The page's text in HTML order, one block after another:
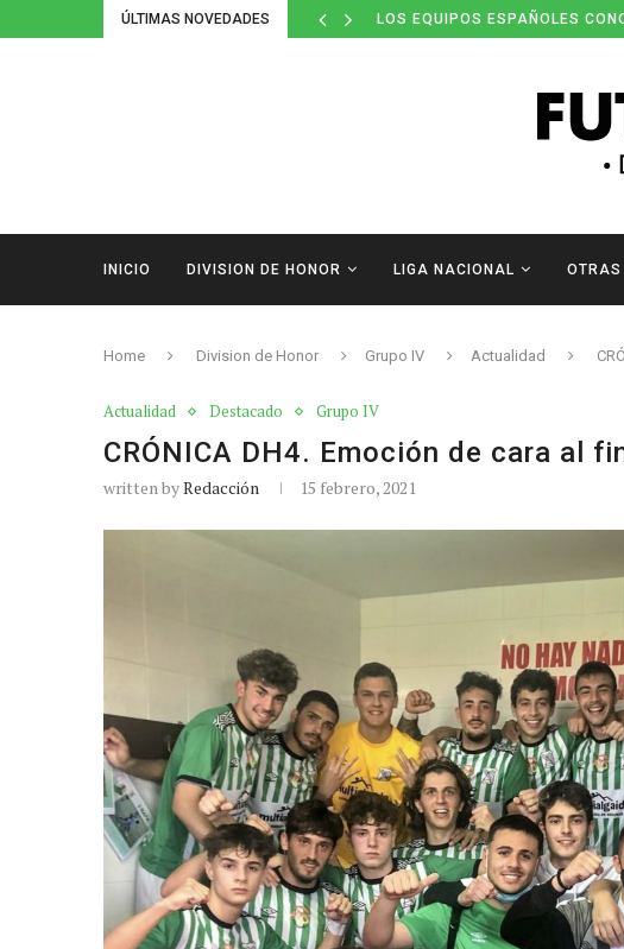
ÚLTIMAS NOVEDADES DEFINIDOS LOS CALENDARIOS
INICIO DIVISION DE HONOR LIGA NACIONAL OTRAS
Home Division de Honor Grupo IV Actualidad
Actualidad Destacado Grupo IV
CRÓNICA DH4. Emoción de cara al
written byRedacción 15 febrero, 2021